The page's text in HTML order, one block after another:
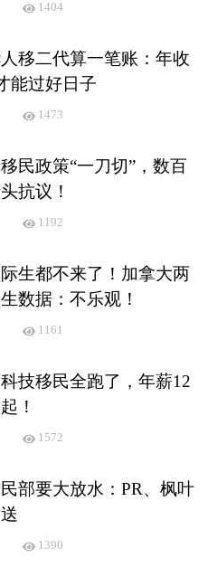
1404
移二代算一笔账：年收
能过好日子
1473
民政策“一刀切”，数百
抗议！
1192
生都不来了！加拿大两
数据：不乐观！
1161
技移民全跑了，年薪12
！
1572
部要大放水：PR、枫叶
1390